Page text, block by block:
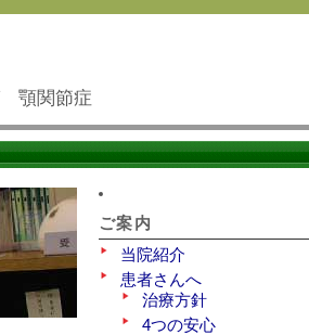
顎関節症
ご案内
当院紹介
患者さんへ
治療方針
4つの安心